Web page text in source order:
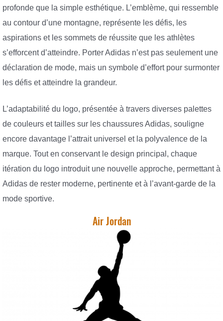
profonde que la simple esthétique. L’emblème, qui ressemble
au contour d’une montagne, représente les défis, les
aspirations et les sommets de réussite que les athlètes
s’efforcent d’atteindre. Porter Adidas n’est pas seulement une
déclaration de mode, mais un symbole d’effort pour surmonter
les défis et atteindre la grandeur.
L’adaptabilité du logo, présentée à travers diverses palettes
de couleurs et tailles sur les chaussures Adidas, souligne
encore davantage l’attrait universel et la polyvalence de la
marque. Tout en conservant le design principal, chaque
itération du logo introduit une nouvelle approche, permettant à
Adidas de rester moderne, pertinente et à l’avant-garde de la
mode sportive.
Air Jordan